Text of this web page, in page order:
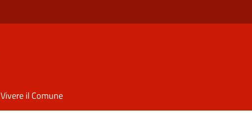
Vivere il Comune